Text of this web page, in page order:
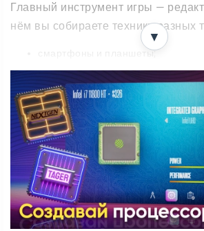
Главный инструмент игры —
нём вы собираете технику разных
смартфоны и планшеты;
смарт-часы;
ноутбуки;
наушники;
процессоры для компьютеров;
операционные системы.
Каждую деталь вы настраиваете
распоряжении более 10 000
простор для экспериментов
▼